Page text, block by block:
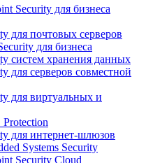
Security для бизнеса
для почтовых серверов
для бизнеса
систем хранения данных
для серверов совместной
для виртуальных и
для интернет-шлюзов
Systems Security
Security Cloud